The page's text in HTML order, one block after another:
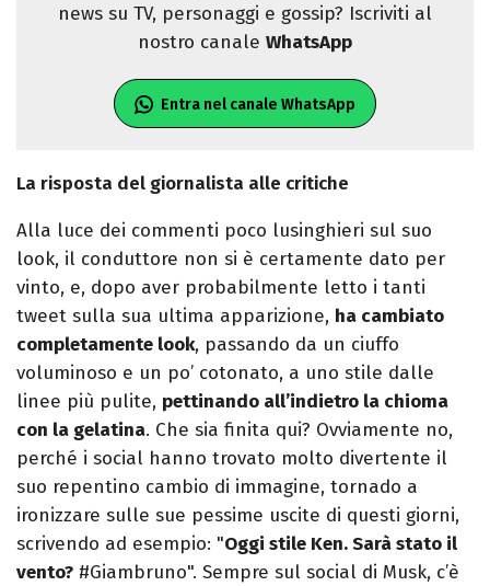
news su TV, personaggi e gossip? Iscriviti al
nostro canale WhatsApp
Entra nel canale WhatsApp
La risposta del giornalista alle critiche
Alla luce dei commenti poco lusinghieri sul suo
look, il conduttore non si è certamente dato per
vinto, e, dopo aver probabilmente letto i tanti
tweet sulla sua ultima apparizione, ha cambiato
completamente look, passando da un ciuffo
voluminoso e un po’ cotonato, a uno stile dalle
linee più pulite, pettinando all’indietro la chioma
con la gelatina. Che sia finita qui? Ovviamente no,
perché i social hanno trovato molto divertente il
suo repentino cambio di immagine, tornado a
ironizzare sulle sue pessime uscite di questi giorni,
scrivendo ad esempio: "Oggi stile Ken. Sarà stato il
vento? #Giambruno". Sempre sul social di Musk, c’è